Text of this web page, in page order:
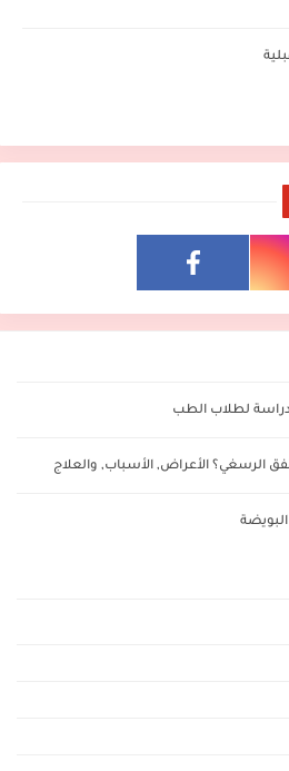
لطلاب الطب
الرسغي؟ الأعراض, الأسباب, والعلاج